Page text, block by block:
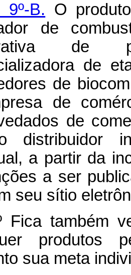
9º-B. O
de
de
de
de
de
de
distribuidor
a partir da
a ser
seu sítio
Fica também
produtos
sua meta